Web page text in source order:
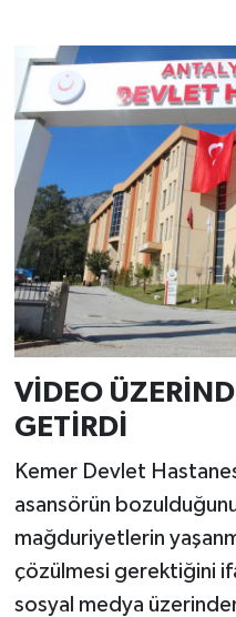
VİDEO
GETİRDİ
Kemer Devlet
asansörün
mağduriyetlerin
çözülmesi gerektiğini
sosyal medya